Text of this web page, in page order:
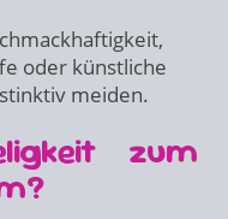
oder künstliche
meiden.
zum